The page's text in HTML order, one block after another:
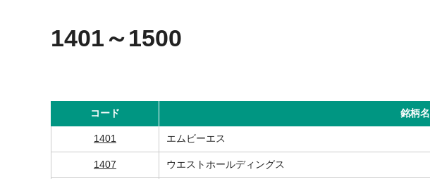
1401～1500
コード 銘柄名
1401 エムビーエス
1407 ウエストホールディングス